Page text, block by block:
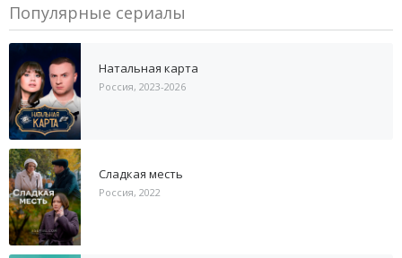
Популярные сериалы
Натальная карта
Россия, 2023-2026
Сладкая месть
Россия, 2022